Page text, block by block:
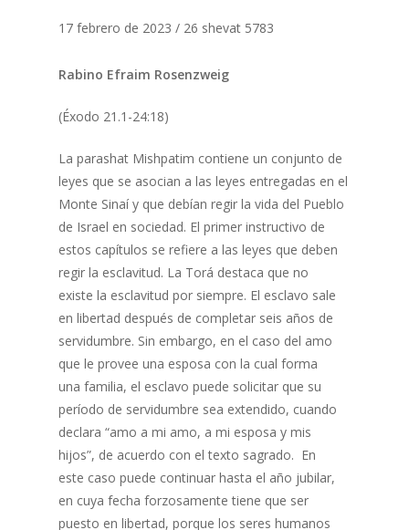
17 febrero de 2023 / 26 shevat 5783
Rabino Efraim Rosenzweig
(Éxodo 21.1-24:18)
La parashat Mishpatim contiene un conjunto de
leyes que se asocian a las leyes entregadas en el
Monte Sinaí y que debían regir la vida del Pueblo
de Israel en sociedad. El primer instructivo de
estos capítulos se refiere a las leyes que deben
regir la esclavitud. La Torá destaca que no
existe la esclavitud por siempre. El esclavo sale
en libertad después de completar seis años de
servidumbre. Sin embargo, en el caso del amo
que le provee una esposa con la cual forma
una familia, el esclavo puede solicitar que su
período de servidumbre sea extendido, cuando
declara “amo a mi amo, a mi esposa y mis
hijos”, de acuerdo con el texto sagrado. En
este caso puede continuar hasta el año jubilar,
en cuya fecha forzosamente tiene que ser
puesto en libertad, porque los seres humanos